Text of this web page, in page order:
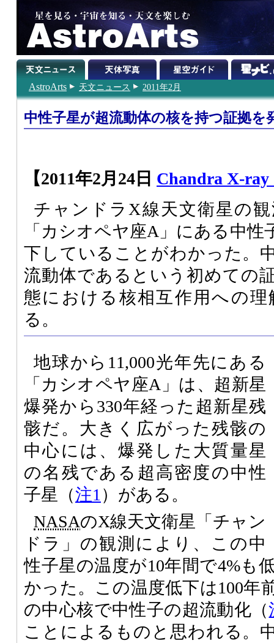
AstroArts 天文ニュース 2011年2月
中性子星が超流動体の核を持つ証拠を
【2011年2月24日 Chandra X-ray
チャンドラX線天文衛星の
「カシオペヤ座A」にある中
下していることがわかった。
流動体であるという初めての
態における核相互作用への
る。
地球から11,000光年先にある
「カシオペヤ座A」は、超新星
爆発から330年経った超新星残
骸だ。大きく広がった残骸の
中心には、爆発した大質量星
の名残である超高密度の中性
子星（注1 ）がある。
NASAのX線天文衛星「チャン
ドラ」の観測により、この中
性子星の温度が10年間で4%も
かった。この温度低下は100年
の中心核で中性子の超流動化（
ことによるものと思われる。